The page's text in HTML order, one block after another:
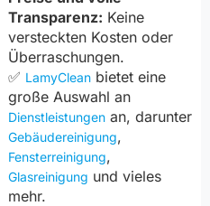
Transparenz: Keine
versteckten Kosten oder
Überraschungen.
✅ LamyClean bietet eine
große Auswahl an
Dienstleistungen an, darunter
Gebäudereinigung,
Fensterreinigung,
Glasreinigung und vieles
mehr.